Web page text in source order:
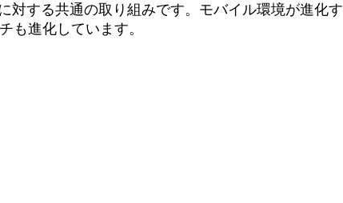
する共通の取り組みです。モバイル環境が進化す
も進化しています。